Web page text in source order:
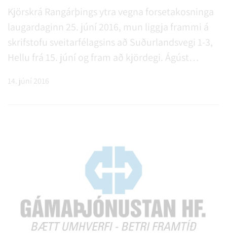
Kjörskrá Rangárþings ytra vegna forsetakosninga
laugardaginn 25. júní 2016, mun liggja frammi á
skrifstofu sveitarfélagsins að Suðurlandsvegi 1-3,
Hellu frá 15. júní og fram að kjördegi. Ágúst
14. júní 2016